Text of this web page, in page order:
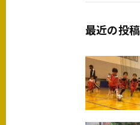
最近の投稿